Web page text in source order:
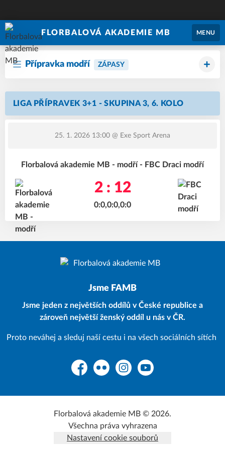
FLORBALOVÁ AKADEMIE MB MENU
Přípravka modří ZÁPASY
LIGA PŘÍPRAVEK 3+1 - SKUPINA 3, 6. KOLO
25. 1. 2026 13:00 @ Exe Sport Arena
Florbalová akademie MB - modří - FBC Draci modří
2 : 12
0:0,0:0,0:0
Jsme FAMB
Jsme jeden z největších oddílů v České republice a
zároveň největší ženský oddíl u nás v ČR.
Proto neváhej a sleduj naší cestu i na všech sociálních sítích
FacebookFlickr InstagramYouTube
Florbalová akademie MB © 2026.
Všechna práva vyhrazena
Nastavení cookie souborů